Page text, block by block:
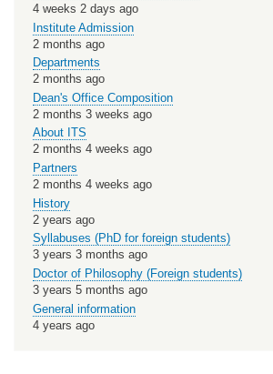
4 weeks 2 days ago
Institute Admission
2 months ago
Departments
2 months ago
Dean's Office Composition
2 months 3 weeks ago
About ITS
2 months 4 weeks ago
Partners
2 months 4 weeks ago
History
2 years ago
Syllabuses (PhD for foreign students)
3 years 3 months ago
Doctor of Philosophy (Foreign students)
3 years 5 months ago
General information
4 years ago